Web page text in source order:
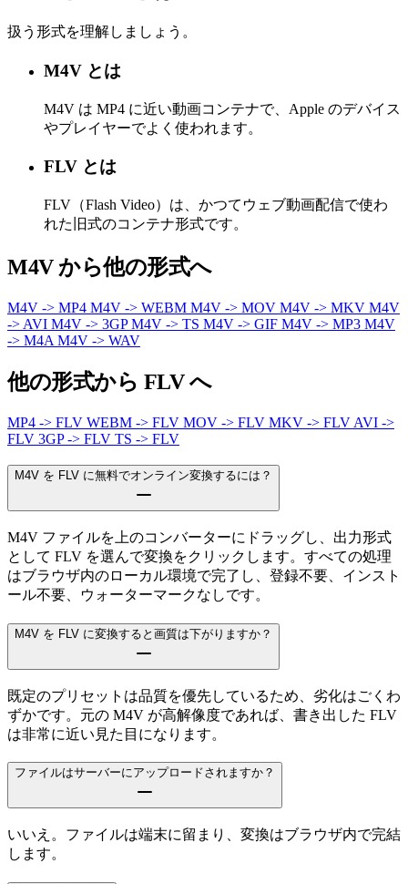
扱う形式を理解しましょう。
M4V とは
M4V は MP4 に近い動画コンテナで、Apple のデバイス
やプレイヤーでよく使われます。
FLV とは
FLV（Flash Video）は、かつてウェブ動画配信で使わ
れた旧式のコンテナ形式です。
M4V から他の形式へ
M4V -> MP4 M4V -> WEBM M4V -> MOV M4V -> MKV M4V
-> AVI M4V -> 3GPM4V -> TS M4V -> GIF M4V -> MP3 M4V
-> M4A M4V -> WAV
他の形式から FLV へ
MP4 -> FLV WEBM -> FLV MOV -> FLV MKV -> FLV AVI ->
FLV 3GP -> FLV TS -> FLV
M4V を FLV に無料でオンライン変換するには？
M4V ファイルを上のコンバーターにドラッグし、出力形式
として FLV を選んで変換をクリックします。すべての処理
はブラウザ内のローカル環境で完了し、登録不要、インスト
ール不要、ウォーターマークなしです。
M4V を FLV に変換すると画質は下がりますか？
既定のプリセットは品質を優先しているため、劣化はごくわ
ずかです。元の M4V が高解像度であれば、書き出した FLV
は非常に近い見た目になります。
ファイルはサーバーにアップロードされますか？
いいえ。ファイルは端末に留まり、変換はブラウザ内で完結
します。